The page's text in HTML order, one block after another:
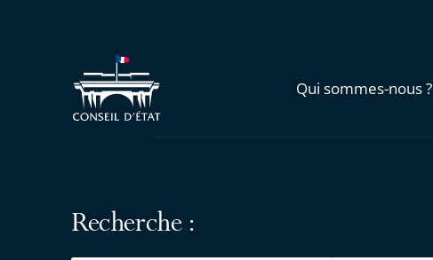
Qui sommes-nous ?
Recherche :